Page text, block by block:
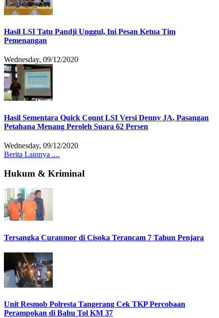
Hasil LSI Tatu Pandji Unggul, Ini Pesan Ketua Tim
Pemenangan
Wednesday, 09/12/2020
Hasil Sementara Quick Count LSI Versi Denny JA, Pasangan
Petahana Menang Peroleh Suara 62 Persen
Wednesday, 09/12/2020
Berita Lainnya ....
Hukum & Kriminal
Tersangka Curanmor di Cisoka Terancam 7 Tahun Penjara
Unit Resmob Polresta Tangerang Cek TKP Percobaan
Perampokan di Bahu Tol KM 37